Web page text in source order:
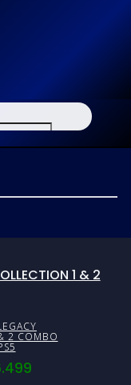
2 COMBO